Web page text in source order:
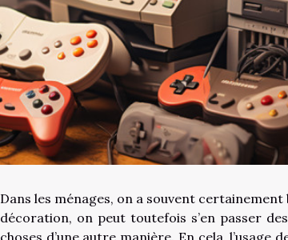
Dans les ménages, on a souvent
décoration, on peut toutefois s’en passer